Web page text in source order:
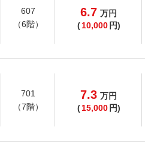
607
（6階）
6.7 万円
( 10,000 円)
701
（7階）
7.3 万円
( 15,000 円)